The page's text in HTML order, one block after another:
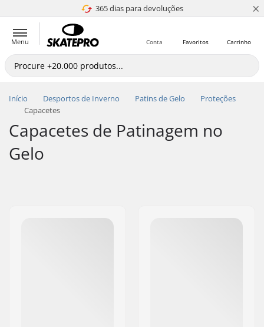
365 dias para devoluções
4.8 de 5 ×
Menu Carrinho
Favoritos
Conta
Início Desportos de Inverno Patins de Gelo
Proteções
Capacetes
Capacetes de Patinagem no
Gelo